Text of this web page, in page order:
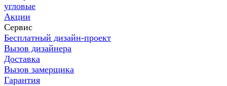
угловые
Акции
Сервис
Бесплатный дизайн-проект
Вызов дизайнера
Доставка
Вызов замерщика
Гарантия